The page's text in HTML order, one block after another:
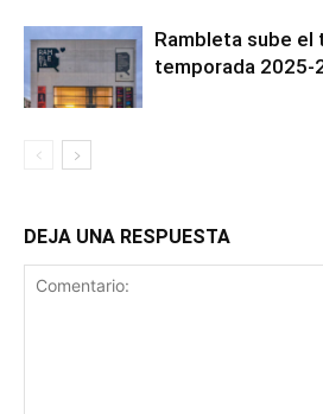
Rambleta sube el
temporada 2025-
DEJA UNA RESPUESTA